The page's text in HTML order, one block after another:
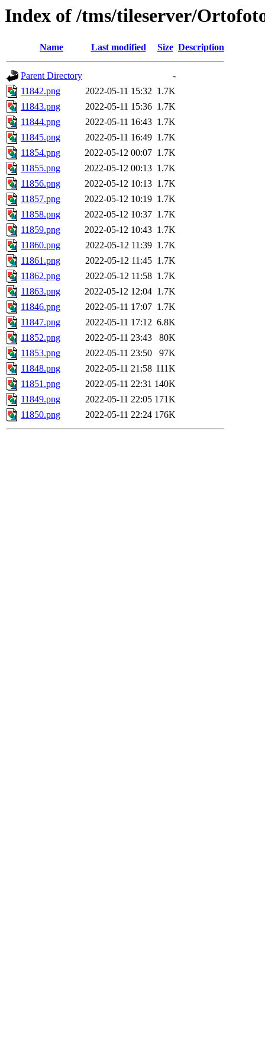
Index of /tms/tileserver/
Name Last modified Size Description
Parent Directory
-
11842.png
2022-05-11 15:32 1.7K
11843.png
2022-05-11 15:36 1.7K
11844.png
2022-05-11 16:43 1.7K
11845.png
2022-05-11 16:49 1.7K
11854.png
2022-05-12 00:07 1.7K
11855.png
2022-05-12 00:13 1.7K
11856.png
2022-05-12 10:13 1.7K
11857.png
2022-05-12 10:19 1.7K
11858.png
2022-05-12 10:37 1.7K
11859.png
2022-05-12 10:43 1.7K
11860.png
2022-05-12 11:39 1.7K
11861.png
2022-05-12 11:45 1.7K
11862.png
2022-05-12 11:58 1.7K
11863.png
2022-05-12 12:04 1.7K
11846.png
2022-05-11 17:07 1.7K
11847.png
2022-05-11 17:12 6.8K
11852.png
2022-05-11 23:43
80K
11853.png
2022-05-11 23:50
97K
11848.png
2022-05-11 21:58 111K
11851.png
2022-05-11 22:31 140K
11849.png
2022-05-11 22:05 171K
11850.png
2022-05-11 22:24 176K